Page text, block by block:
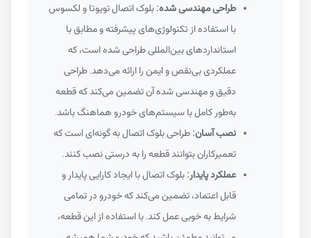
طراحی مهندسی شده:بلوک اتصال تویوتا و لکسوس
با استفاده از تکنولوژی‌های پیشرفته و مطابق با
استانداردهای بین‌المللی طراحی شده است، که
عملکردی بی‌نقص و ایمن را ارائه می‌دهد. طراحی
دقیق و مهندسی شده آن تضمین می‌کند که قطعه
به‌طور کامل با سیستم‌های خودرو هماهنگ باشد.
نصب آسان:طراحی بلوک اتصال به گونه‌ای است که
تعمیرکاران بتوانند قطعه را به درستی نصب کنند.
عملکرد پایدار:بلوک اتصال با ایجاد کارایی پایدار و
قابل اعتماد، تضمین می‌کند که خودرو در تمامی
شرایط به خوبی عمل کند. با استفاده از این قطعه،